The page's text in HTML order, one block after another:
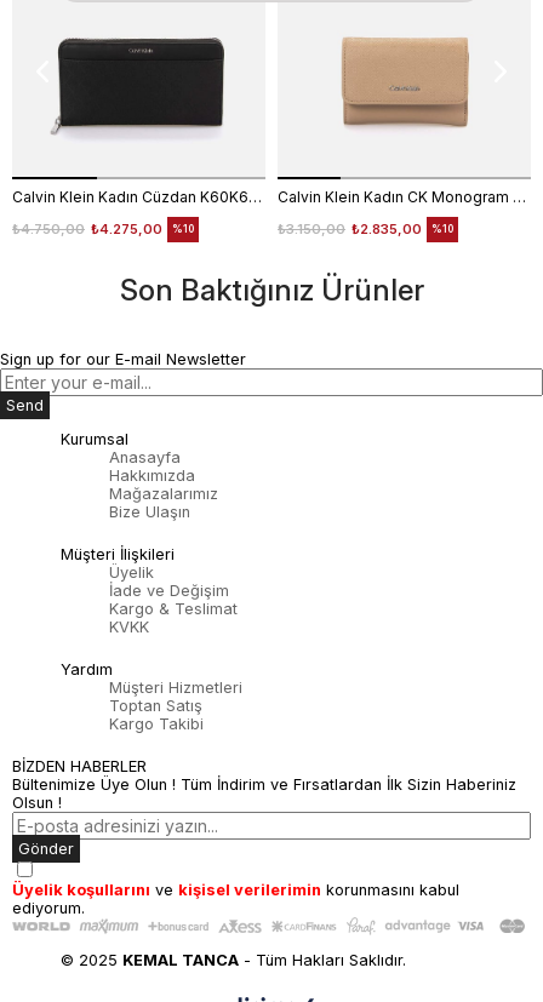
Calvin Klein Kadın Cüzdan K60K613072
₺4.275,00
₺4.750,00 %10
Calvin Klein Kadın CK Monogram Logolu Nakit Para Koyma Bölmeli Cüzdan K60K612829
₺2.835,00
₺3.150,00 %10
Son Baktığınız Ürünler
Sign up for our E-mail Newsletter
Send
Kurumsal
Anasayfa
Hakkımızda
Mağazalarımız
Bize Ulaşın
Müşteri İlişkileri
Üyelik
İade ve Değişim
Kargo & Teslimat
KVKK
Yardım
Müşteri Hizmetleri
Toptan Satış
Kargo Takibi
BİZDEN HABERLER
Bültenimize Üye Olun ! Tüm İndirim ve Fırsatlardan İlk Sizin Haberiniz
Olsun !
Gönder
Üyelik koşullarını ve kişisel verilerimin korunmasını kabul
ediyorum.
© 2025 KEMAL TANCA - Tüm Hakları Saklıdır.